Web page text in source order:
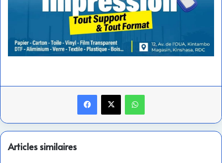
Facebook
X WhatsApp
Articles similaires